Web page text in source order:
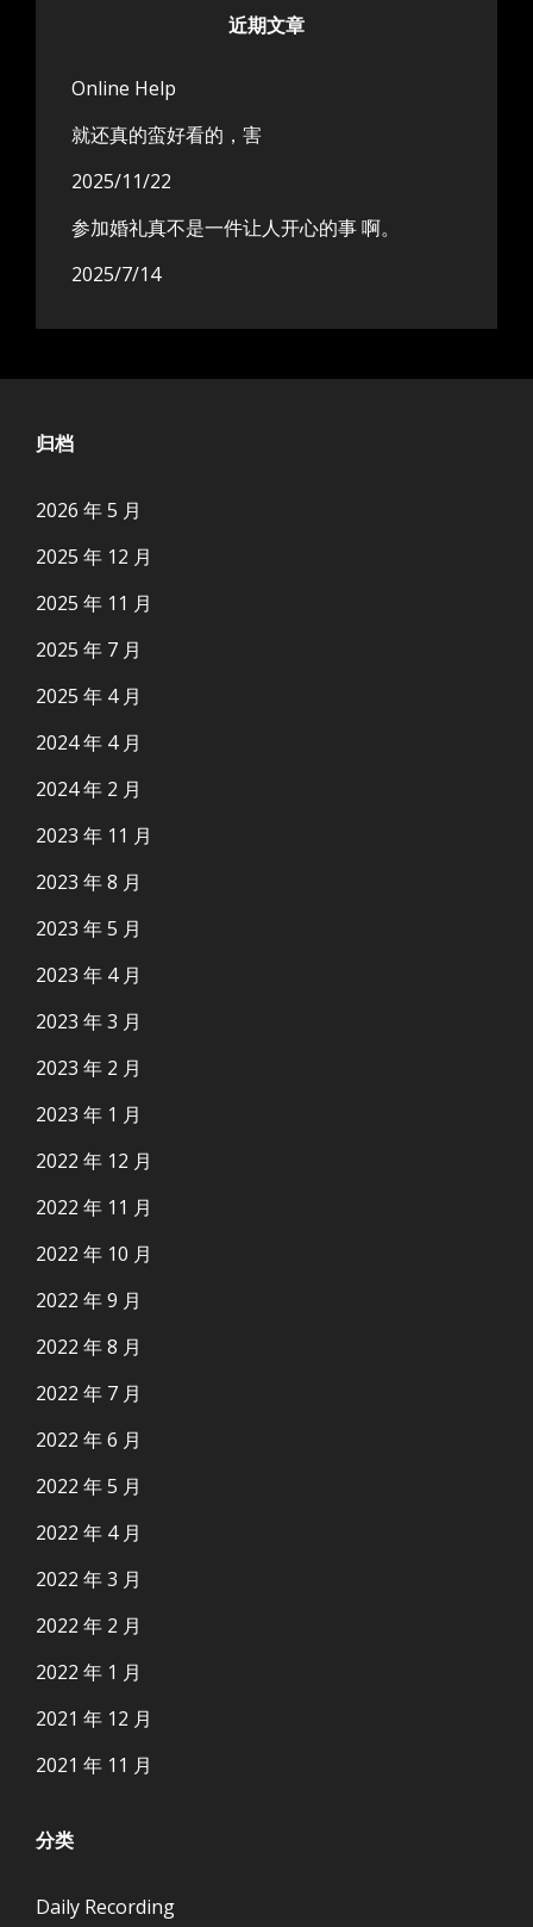
近期文章
Online Help
就还真的蛮好看的，害
2025/11/22
参加婚礼真不是一件让人开心的事 啊。
2025/7/14
归档
2026 年 5 月
2025 年 12 月
2025 年 11 月
2025 年 7 月
2025 年 4 月
2024 年 4 月
2024 年 2 月
2023 年 11 月
2023 年 8 月
2023 年 5 月
2023 年 4 月
2023 年 3 月
2023 年 2 月
2023 年 1 月
2022 年 12 月
2022 年 11 月
2022 年 10 月
2022 年 9 月
2022 年 8 月
2022 年 7 月
2022 年 6 月
2022 年 5 月
2022 年 4 月
2022 年 3 月
2022 年 2 月
2022 年 1 月
2021 年 12 月
2021 年 11 月
分类
Daily Recording